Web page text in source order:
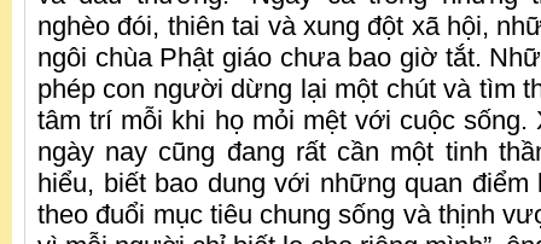
nghèo đói, thiên tai và xung đột xã hội,
ngôi chùa Phật giáo chưa bao giờ tắt.
phép con người dừng lại một chút và tìm
tâm trí mỗi khi họ mỏi mệt với cuộc sống.
ngày nay cũng đang rất cần một tinh
hiểu, biết bao dung với những quan
theo đuổi mục tiêu chung sống và thịnh